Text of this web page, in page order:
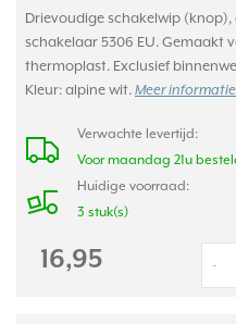
Drievoudige schakelwip
schakelaar 5306 EU. Gemaakt
thermoplast. Exclusief
Kleur: alpine wit. Meer informatie
Verwachte levertijd:
Voor maandag 21u
Huidige voorraad:
3 stuk(s)
16,95 -